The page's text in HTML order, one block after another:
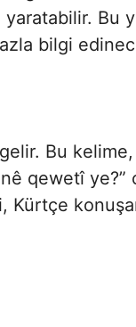
Bu
bilgi
Bu
qewetî
Kürtçe